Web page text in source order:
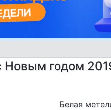
Новым годом
Белая